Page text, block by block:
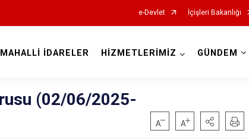
e-Devlet İçişleri Bakanlığı
MAHALLİ İDARELER HİZMETLERİMİZ GÜNDEM
(02/06/2025-